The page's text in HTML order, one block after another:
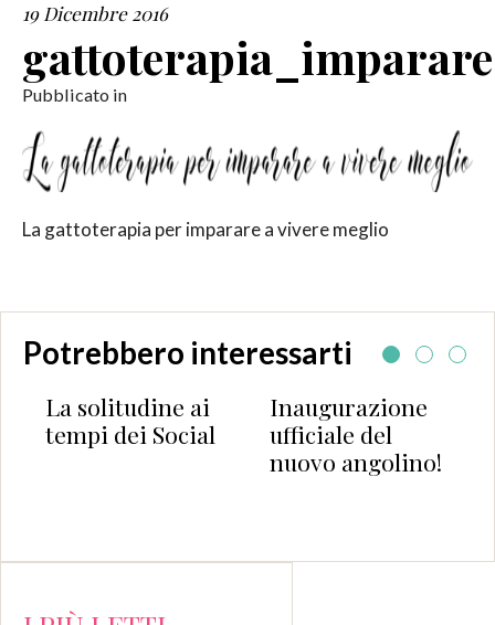
COLLABORAZIONI
19 Dicembre 2016
Pubblicato in
La gattoterapia per imparare a vivere meglio
Potrebbero interessarti
La solitudine ai
tempi dei Social
Inaugurazione
ufficiale del
nuovo angolino!